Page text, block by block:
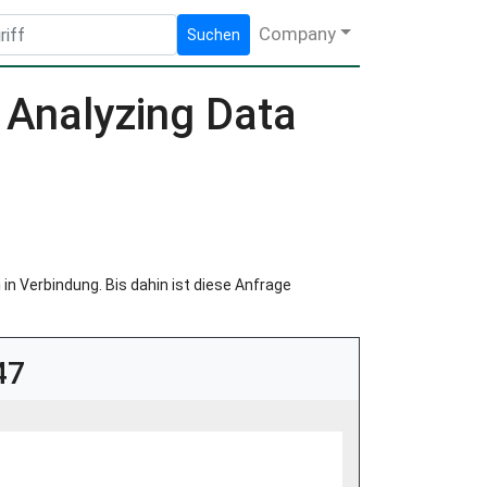
Suchen Company
Data
Verbindung. Bis dahin ist diese Anfrage